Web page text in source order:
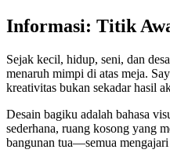
Informasi: Titik
Sejak kecil, hidup, seni, dan
menaruh mimpi di atas meja.
kreativitas bukan sekadar hasil
Desain bagiku adalah bahasa
sederhana, ruang kosong yang
bangunan tua—semua